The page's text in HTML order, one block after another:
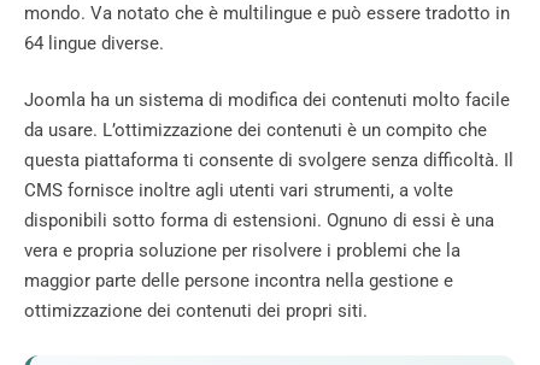
mondo. Va notato che è multilingue e può essere tradotto in
64 lingue diverse.
Joomla ha un sistema di modifica dei contenuti molto facile
da usare. L’ottimizzazione dei contenuti è un compito che
questa piattaforma ti consente di svolgere senza difficoltà. Il
CMS fornisce inoltre agli utenti vari strumenti, a volte
disponibili sotto forma di estensioni. Ognuno di essi è una
vera e propria soluzione per risolvere i problemi che la
maggior parte delle persone incontra nella gestione e
ottimizzazione dei contenuti dei propri siti.